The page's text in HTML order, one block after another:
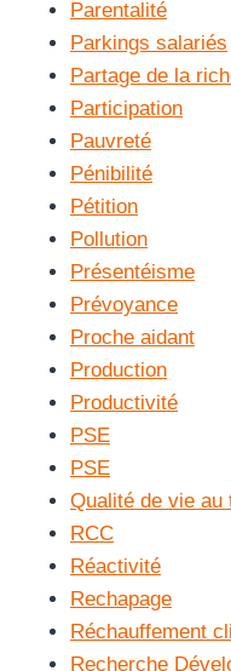
Parentalité
Parkings salariés
Partage de la
Participation
Pauvreté
Pénibilité
Pétition
Pollution
Présentéisme
Prévoyance
Proche aidant
Production
Productivité
PSE
PSE
Qualité de vie au
RCC
Réactivité
Rechapage
Réchauffement
Recherche